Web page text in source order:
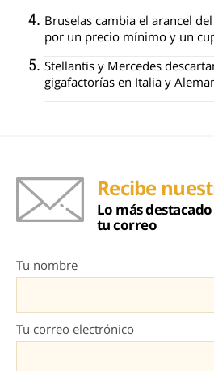
Bruselas cambia el arancel del
por un precio mínimo y un
Stellantis y Mercedes
gigafactorías en Italia y
Recibe
Lo más
tu correo
Tu nombre
Tu correo electrónico